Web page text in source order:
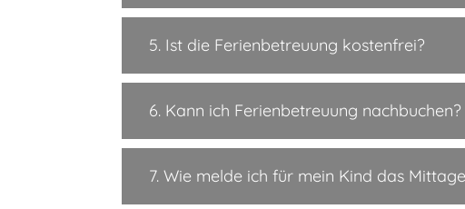
5. Ist die Ferienbetreuung kostenfrei?
6. Kann ich Ferienbetreuung nachbuchen?
7. Wie melde ich für mein Kind das